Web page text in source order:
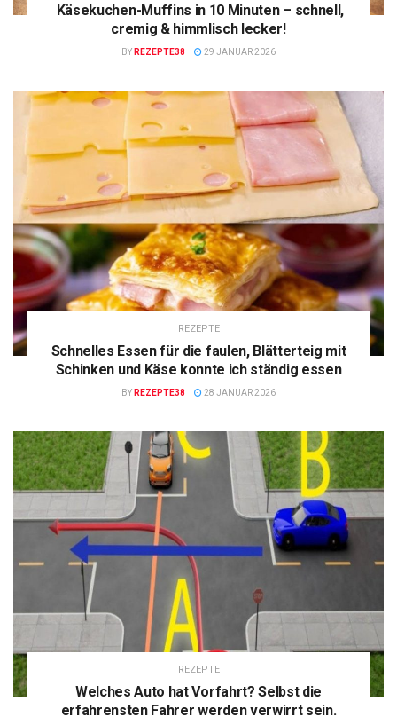
Käsekuchen-Muffins in 10 Minuten – schnell,
cremig & himmlisch lecker!
BY REZEPTE38 29 JANUAR 2026
REZEPTE
Schnelles Essen für die faulen, Blätterteig mit
Schinken und Käse konnte ich ständig essen
BY REZEPTE38 28 JANUAR 2026
REZEPTE
Welches Auto hat Vorfahrt? Selbst die
erfahrensten Fahrer werden verwirrt sein.